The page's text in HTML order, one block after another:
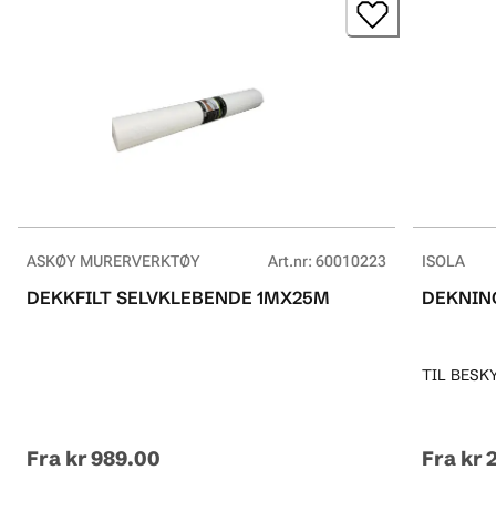
ASKØY MURERVERKTØY Art.nr: 60010223
DEKKFILT SELVKLEBENDE 1MX25M
Fra kr 989.00
ISOLA
TIL
Fra kr